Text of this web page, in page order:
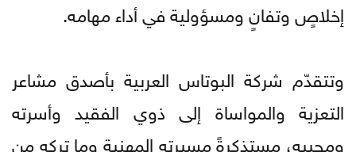
إخلاصٍ وتفانٍ ومسؤولية في أداء مهامه.
وتتقدّم شركة البوتاس العربية بأصدق مشاعر
التعزية والمواساة إلى ذوي الفقيد وأسرته
ومحبيه، مستذكرةً مسيرته المهنية وما تركه من